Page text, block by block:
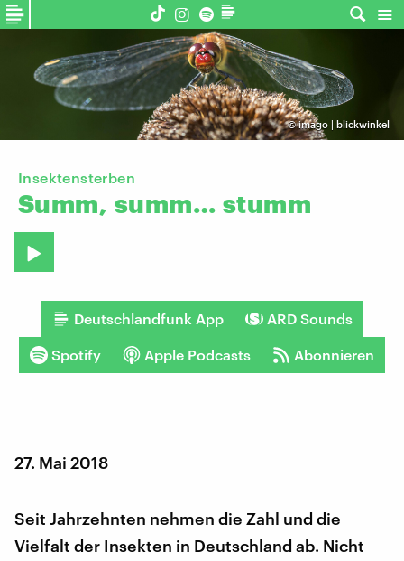
©imago | blickwinkel
Insektensterben
Summ, summ… stumm
Deutschlandfunk App ARD Sounds
Spotify Apple Podcasts Abonnieren
27. Mai 2018
Seit Jahrzehnten nehmen die Zahl und die
Vielfalt der Insekten in Deutschland ab. Nicht